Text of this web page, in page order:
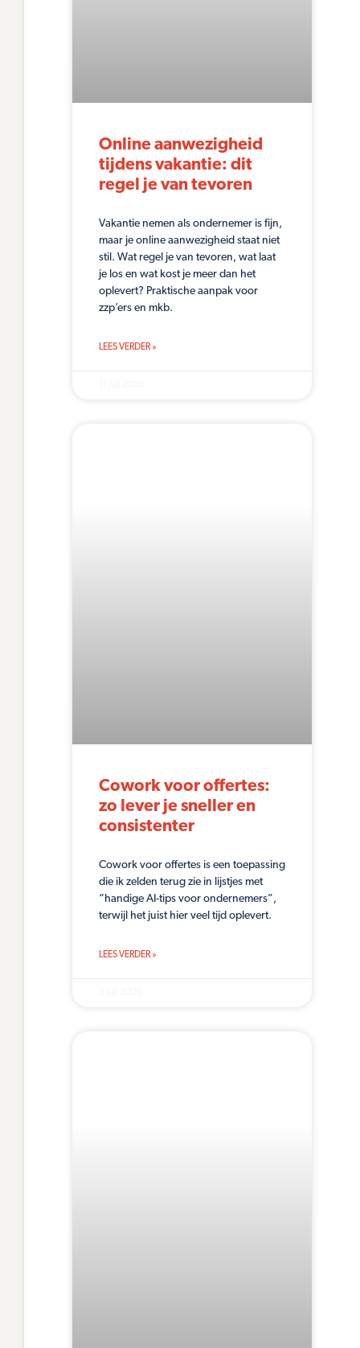
Online aanwezigheid
tijdens vakantie: dit
regel je van tevoren
Vakantie nemen als ondernemer is fijn,
maar je online aanwezigheid staat niet
stil. Wat regel je van tevoren, wat laat
je los en wat kost je meer dan het
oplevert? Praktische aanpak voor
zzp’ers en mkb.
LEES VERDER »
Cowork voor offertes:
zo lever je sneller en
consistenter
Cowork voor offertes is een toepassing
die ik zelden terug zie in lijstjes met
“handige AI-tips voor ondernemers”,
terwijl het juist hier veel tijd oplevert.
LEES VERDER »